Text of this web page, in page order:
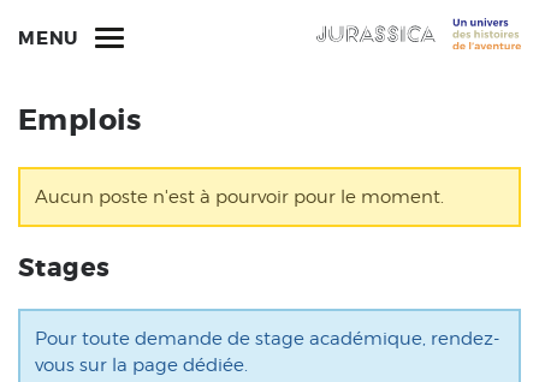
MENU
Emplois
Aucun poste n'est à pourvoir pour le moment.
Stages
Pour toute demande de stage académique, rendez-
vous sur la page dédiée.